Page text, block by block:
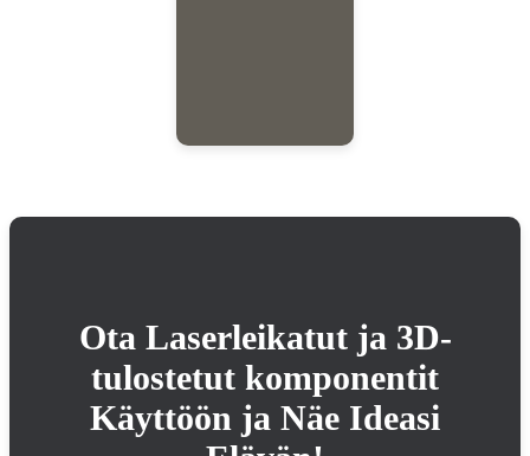
Ota Laserleikatut ja 3D-
tulostetut komponentit
Käyttöön ja Näe Ideasi